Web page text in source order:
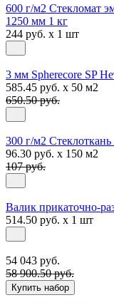
600 г/м2 Стекломат
1250 мм 1 кг
244 руб. x 1 шт
3 мм Spherecore SP
585.45 руб. x 50 м2
650.50 руб.
300 г/м2
96.30 руб. x 150 м2
107 руб.
Валик прикаточно-
514.50 руб. x 1 шт
54 043 руб.
58 900.50 руб.
Купить набор